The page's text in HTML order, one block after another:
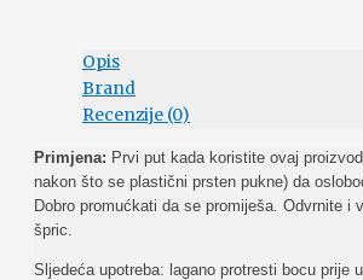
Opis
Brand
Recenzije (0)
Primjena: Prvi put kada koristite ovaj
nakon što se plastični prsten pukne) da
Dobro promućkati da se promiješa. Odvrnite i
špric.
Sljedeća upotreba: lagano protresti bocu prije